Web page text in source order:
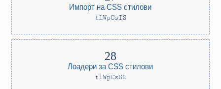
Импорт на CSS стилови
tlWpCsIS
Лоадери за CSS стилови
tlWpCsSL